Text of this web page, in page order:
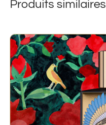
Produits similaires